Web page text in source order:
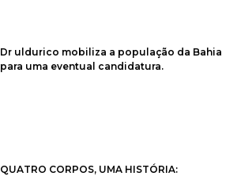
Dr uldurico mobiliza a população da Bahia
para uma eventual candidatura.
QUATRO CORPOS, UMA HISTÓRIA: